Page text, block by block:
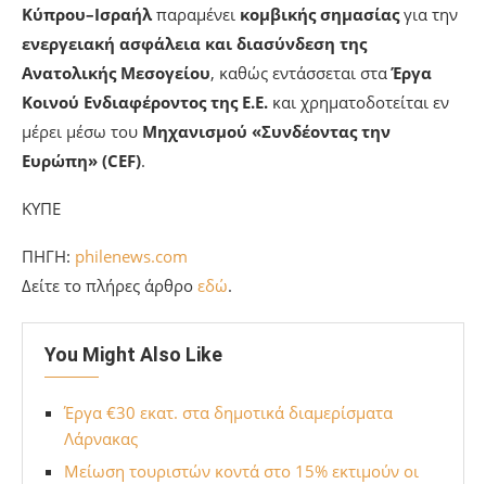
Κύπρου–Ισραήλπαραμένει κομβικής σημασίαςγια την
ενεργειακή ασφάλεια και διασύνδεση της
Ανατολικής Μεσογείου, καθώς εντάσσεται σταΈργα
Κοινού Ενδιαφέροντος της Ε.Ε. και χρηματοδοτείται εν
μέρει μέσω του Μηχανισμού «Συνδέοντας την
Ευρώπη» (CEF).
ΚΥΠΕ
ΠΗΓΗ: philenews.com
Δείτε το πλήρες άρθρο εδώ.
You Might Also Like
Έργα €30 εκατ. στα δημοτικά διαμερίσματα
Λάρνακας
Μείωση τουριστών κοντά στο 15% εκτιμούν οι